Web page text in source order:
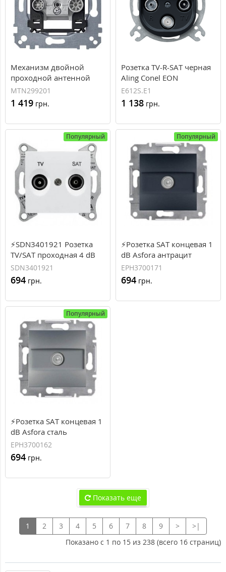
Механизм двойной
проходной антенной
розетки TV-R + SAT
Merten (MTN299201)
MTN299201
1 419 грн.
Розетка TV-R-SAT черная
Aling Conel EON
(E612S.E1)
E612S.E1
1 138 грн.
Популярный
⚡SDN3401921 Розетка
ТV/SAT проходная 4 dB
Sedna. Цвет Белый
SDN3401921
694 грн.
Популярный
⚡Розетка SAT концевая 1
dB Asfora антрацит
(EPH3700171)
EPH3700171
694 грн.
Популярный
⚡Розетка SAT концевая 1
dB Asfora сталь
(EPH3700162)
EPH3700162
694 грн.
Показать еще
1 2 3 4 5 6 7 8 9 >
>|
Показано с 1 по 15 из 238 (всего 16 страниц)